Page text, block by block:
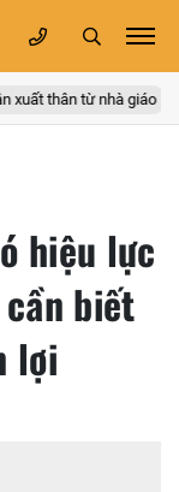
thân từ nhà giáo
hiệu lực
biết
lợi